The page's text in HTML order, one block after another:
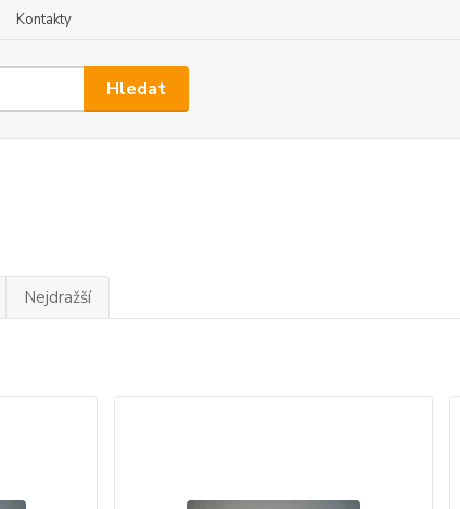
Kontakty
Hledat
Nejdražší